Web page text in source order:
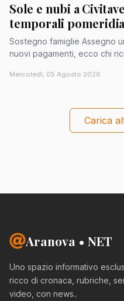
Sole e nubi a
temporali
Sostegno famiglie Assegno
nuovi pagamenti, ecco chi
Mercoledì, 05 Agosto 2026
Carica
Aranova • NET
Uno spazio informativo
ricco di cronaca, rubriche,
video, con news..